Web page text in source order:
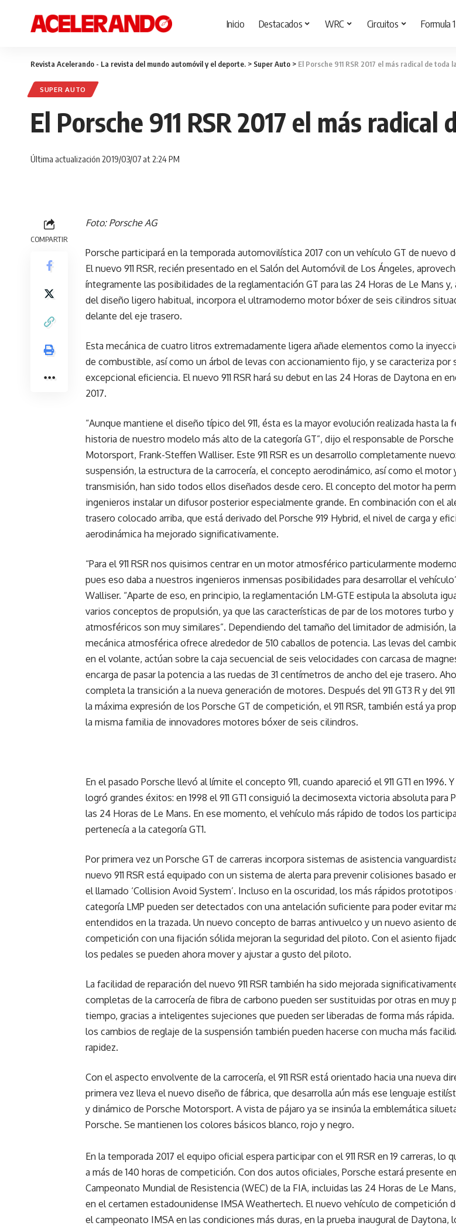
Inicio Destacados WRC Circuitos Formula 1
Revista Acelerando - La revista del mundo automóvil y el deporte. > Super Auto > El Porsche 911 RSR 2017 el más radical de toda
SUPER AUTO
El Porsche 911 RSR 2017 el más
Última actualización 2019/03/07 at 2:24 PM
COMPARTIR
Foto: Porsche AG
Porsche participará en la temporada automovilística 2017 con un vehículo GT de nuevo
El nuevo 911 RSR, recién presentado en el Salón del Automóvil de Los Ángeles,
íntegramente las posibilidades de la reglamentación GT para las 24 Horas de Le Mans y,
del diseño ligero habitual, incorpora el ultramoderno motor bóxer de seis cilindros
delante del eje trasero.
Esta mecánica de cuatro litros extremadamente ligera añade elementos como la
de combustible, así como un árbol de levas con accionamiento fijo, y se caracteriza por
excepcional eficiencia. El nuevo 911 RSR hará su debut en las 24 Horas de Daytona en
2017.
“Aunque mantiene el diseño típico del 911, ésta es la mayor evolución realizada hasta la
historia de nuestro modelo más alto de la categoría GT”, dijo el responsable de Porsche
Motorsport, Frank-Steffen Walliser. Este 911 RSR es un desarrollo completamente
suspensión, la estructura de la carrocería, el concepto aerodinámico, así como el motor
transmisión, han sido todos ellos diseñados desde cero. El concepto del motor ha
ingenieros instalar un difusor posterior especialmente grande. En combinación con el
trasero colocado arriba, que está derivado del Porsche 919 Hybrid, el nivel de carga y
aerodinámica ha mejorado significativamente.
“Para el 911 RSR nos quisimos centrar en un motor atmosférico particularmente
pues eso daba a nuestros ingenieros inmensas posibilidades para desarrollar el
Walliser. “Aparte de eso, en principio, la reglamentación LM-GTE estipula la absoluta
varios conceptos de propulsión, ya que las características de par de los motores turbo y
atmosféricos son muy similares”. Dependiendo del tamaño del limitador de admisión,
mecánica atmosférica ofrece alrededor de 510 caballos de potencia. Las levas del
en el volante, actúan sobre la caja secuencial de seis velocidades con carcasa de
encarga de pasar la potencia a las ruedas de 31 centímetros de ancho del eje trasero.
completa la transición a la nueva generación de motores. Después del 911 GT3 R y del 911
la máxima expresión de los Porsche GT de competición, el 911 RSR, también está ya
la misma familia de innovadores motores bóxer de seis cilindros.
En el pasado Porsche llevó al límite el concepto 911, cuando apareció el 911 GT1 en 1996.
logró grandes éxitos: en 1998 el 911 GT1 consiguió la decimosexta victoria absoluta para
las 24 Horas de Le Mans. En ese momento, el vehículo más rápido de todos los
pertenecía a la categoría GT1.
Por primera vez un Porsche GT de carreras incorpora sistemas de asistencia
nuevo 911 RSR está equipado con un sistema de alerta para prevenir colisiones basado
el llamado ‘Collision Avoid System’. Incluso en la oscuridad, los más rápidos prototipos
categoría LMP pueden ser detectados con una antelación suficiente para poder evitar
entendidos en la trazada. Un nuevo concepto de barras antivuelco y un nuevo asiento
competición con una fijación sólida mejoran la seguridad del piloto. Con el asiento
los pedales se pueden ahora mover y ajustar a gusto del piloto.
La facilidad de reparación del nuevo 911 RSR también ha sido mejorada
completas de la carrocería de fibra de carbono pueden ser sustituidas por otras en muy
tiempo, gracias a inteligentes sujeciones que pueden ser liberadas de forma más rápida.
los cambios de reglaje de la suspensión también pueden hacerse con mucha más
rapidez.
Con el aspecto envolvente de la carrocería, el 911 RSR está orientado hacia una nueva
primera vez lleva el nuevo diseño de fábrica, que desarrolla aún más ese lenguaje
y dinámico de Porsche Motorsport. A vista de pájaro ya se insinúa la emblemática
Porsche. Se mantienen los colores básicos blanco, rojo y negro.
En la temporada 2017 el equipo oficial espera participar con el 911 RSR en 19 carreras, lo
a más de 140 horas de competición. Con dos autos oficiales, Porsche estará presente
Campeonato Mundial de Resistencia (WEC) de la FIA, incluidas las 24 Horas de Le
en el certamen estadounidense IMSA Weathertech. El nuevo vehículo de competición
el campeonato IMSA en las condiciones más duras, en la prueba inaugural de Daytona,